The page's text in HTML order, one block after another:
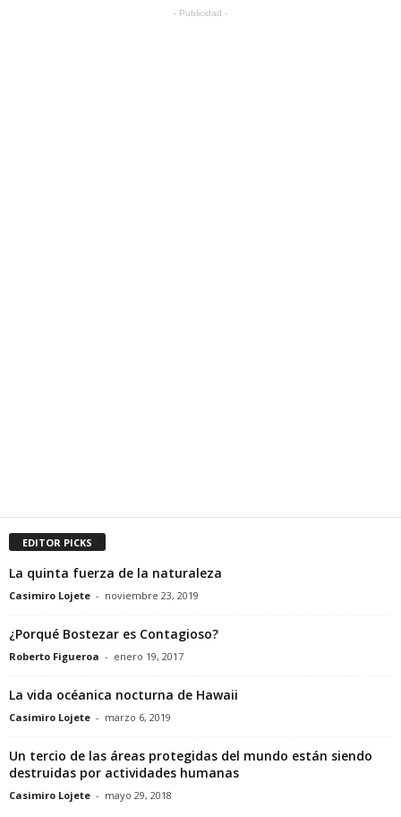
- Publicidad -
EDITOR PICKS
La quinta fuerza de la naturaleza
Casimiro Lojete - noviembre 23, 2019
¿Porqué Bostezar es Contagioso?
Roberto Figueroa - enero 19, 2017
La vida océanica nocturna de Hawaii
Casimiro Lojete - marzo 6, 2019
Un tercio de las áreas protegidas del mundo están siendo
destruidas por actividades humanas
Casimiro Lojete - mayo 29, 2018